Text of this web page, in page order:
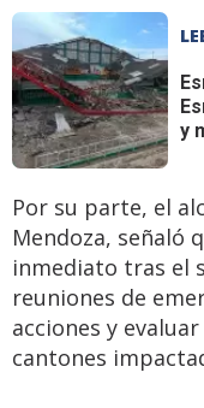
y
Por su parte, el
Mendoza, señaló
inmediato tras el
reuniones de
acciones y
cantones